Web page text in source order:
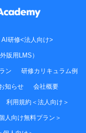
AI研修<法人向け>
販用LMS）
ン 研修カリキュラム例
知らせ 会社概要
利用規約＜法人向け＞
人向け無料プラン＞